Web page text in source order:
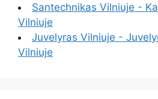
Santechnikas Vilniuje -
Vilniuje
Juvelyras Vilniuje -
Vilniuje